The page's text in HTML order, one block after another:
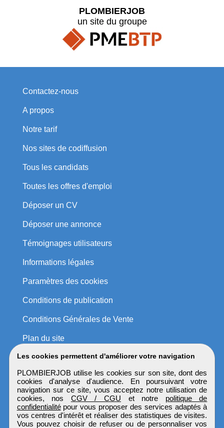
Les cookies permettent d'améliorer votre navigation
PLOMBIERJOB utilise les cookies sur son site, dont des
cookies d'analyse d'audience. En poursuivant votre
navigation sur ce site, vous acceptez notre utilisation de
cookies, nos CGV / CGU et notre politique de
confidentialitépour vous proposer des services adaptés à
vos centres d'intérêt et réaliser des statistiques de visites.
Vous pouvez choisir de refuser ou de personnaliser vos
PLOMBIERJOB
un site du groupe
Contactez-nous
A propos
Notre tarif
Nos sites de codiffusion
Tous les candidats
Toutes les offres d'emploi
Déposer un CV
Déposer une annonce
Témoignages utilisateurs
Informations légales
Paramètres des cookies
Conditions de publication
Conditions Générales de Vente
Plan du site